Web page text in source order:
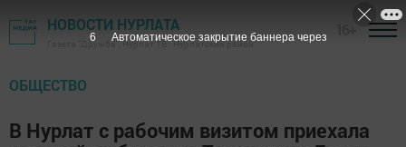
НОВОСТИ НУРЛАТА
Газета "Дружба", Нурлат ТВ - Нурлатский район
ОБЩЕСТВО
В Нурлат с рабочим визитом приехала
5 Автоматическое закрытие баннера через